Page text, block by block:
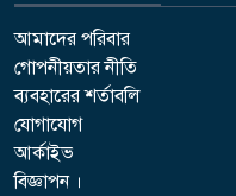
আমাদের পরিবার
গোপনীয়তার নীতি
ব্যবহারের শর্তাবলি
যোগাযোগ
আর্কাইভ
বিজ্ঞাপন ।